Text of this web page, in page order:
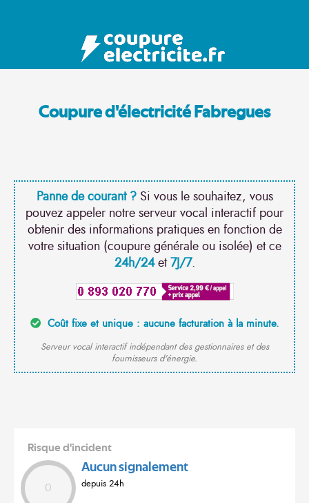
Coupure d'électricité Fabregues
Panne de courant ?Si vous le souhaitez, vous
pouvez appeler notre serveur vocal interactif pour
obtenir des informations pratiques en fonction de
votre situation (coupure générale ou isolée) et ce
24h/24et7J/7.
Coût fixe et unique : aucune facturation à la minute.
Serveur vocal interactif indépendant des gestionnaires et des
fournisseurs d'énergie.
Risque d'incident
0
Aucun signalement
depuis 24h